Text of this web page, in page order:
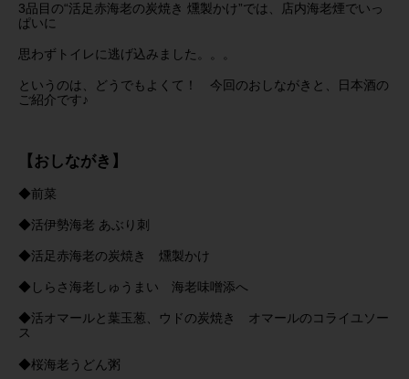
3品目の“活足赤海老の炭焼き 燻製かけ”では、店内海老煙でいっ
ぱいに
思わずトイレに逃げ込みました。。。
というのは、どうでもよくて！ 今回のおしながきと、日本酒の
ご紹介です♪
【おしながき】
◆前菜
◆活伊勢海老 あぶり刺
◆活足赤海老の炭焼き 燻製かけ
◆しらさ海老しゅうまい 海老味噌添へ
◆活オマールと葉玉葱、ウドの炭焼き オマールのコライユソー
ス
◆桜海老うどん粥